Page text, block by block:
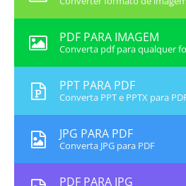
PDF PARA IMAGEM
Converta pdf para qualquer
PPT PARA PDF
Converta PPT e PPTX para
JPG PARA PDF
Converta JPG para PDF
PDF PARA JPG